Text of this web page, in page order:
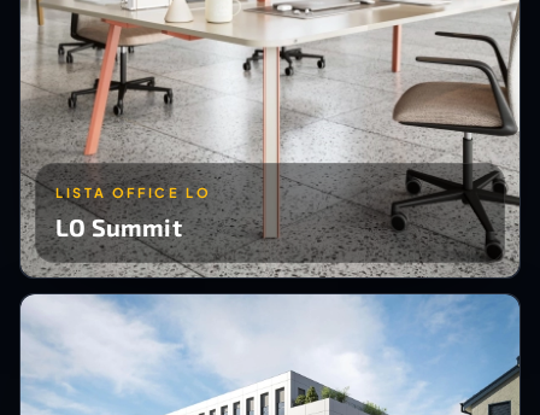
LISTA OFFICE LO
LO Summit